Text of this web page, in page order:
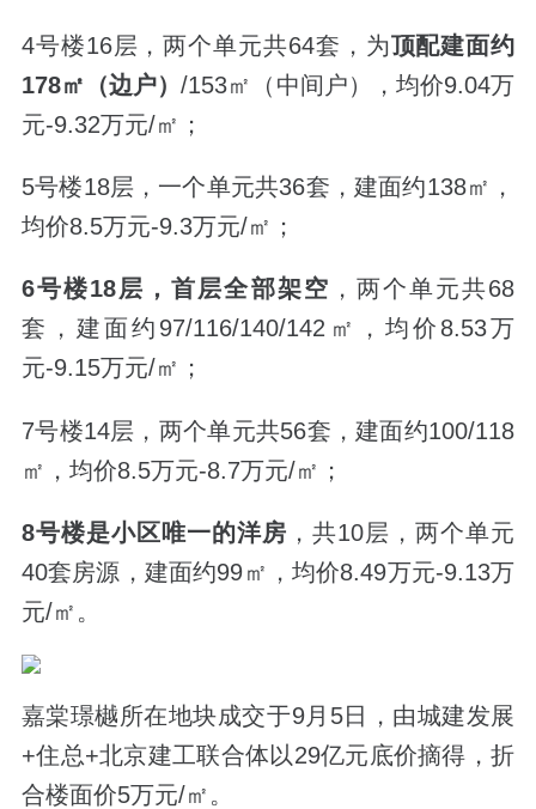
4号楼16层，两个单元共64套，为顶配建面约
178㎡（边户）/153㎡（中间户），均价9.04万
元-9.32万元/㎡；
5号楼18层，一个单元共36套，建面约138㎡，
均价8.5万元-9.3万元/㎡；
6号楼18层，首层全部架空 ，两个单元共68
套，建面约97/116/140/142㎡，均价8.53万
元-9.15万元/㎡；
7号楼14层，两个单元共56套，建面约100/118
㎡，均价8.5万元-8.7万元/㎡；
8号楼是小区唯一的洋房 ，共10层，两个单元
40套房源，建面约99㎡，均价8.49万元-9.13万
元/㎡。
嘉棠璟樾所在地块成交于9月5日，由城建发展
+住总+北京建工联合体以29亿元底价摘得，折
合楼面价5万元/㎡。